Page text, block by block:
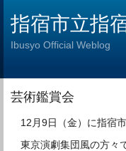
指宿市立指
Ibusyo Official Weblog
芸術鑑賞会
12月9日（金）に指宿市
東京演劇集団風の方々